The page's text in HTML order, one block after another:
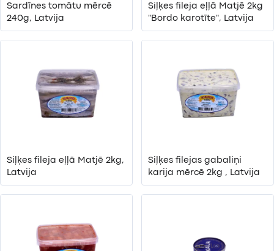
Sardīnes tomātu mērcē
240g, Latvija
Siļķes fileja eļļā Matjē 2kg
"Bordo karotīte", Latvija
Siļķes fileja eļļā Matjē 2kg,
Latvija
Siļķes filejas gabaliņi
karija mērcē 2kg , Latvija